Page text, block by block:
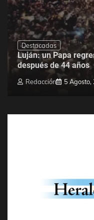
Destacadas
Luján: un Papa
después de 44 años
Redacción 5 Agosto,